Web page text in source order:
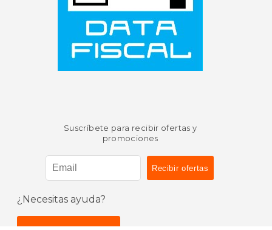
Suscríbete para recibir ofertas y
promociones
¿Necesitas ayuda?